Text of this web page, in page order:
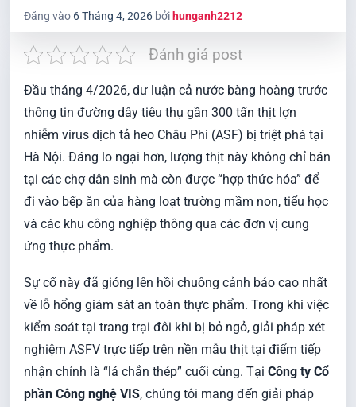
Đăng vào 6 Tháng 4, 2026 bởi hunganh2212
Đánh giá post
Đầu tháng 4/2026, dư luận cả nước bàng hoàng trước
thông tin đường dây tiêu thụ gần 300 tấn thịt lợn
nhiễm virus dịch tả heo Châu Phi (ASF) bị triệt phá tại
Hà Nội. Đáng lo ngại hơn, lượng thịt này không chỉ bán
tại các chợ dân sinh mà còn được “hợp thức hóa” để
đi vào bếp ăn của hàng loạt trường mầm non, tiểu học
và các khu công nghiệp thông qua các đơn vị cung
ứng thực phẩm.
Sự cố này đã gióng lên hồi chuông cảnh báo cao nhất
về lỗ hổng giám sát an toàn thực phẩm. Trong khi việc
kiểm soát tại trang trại đôi khi bị bỏ ngỏ, giải pháp xét
nghiệm ASFV trực tiếp trên nền mẫu thịt tại điểm tiếp
nhận chính là “lá chắn thép” cuối cùng. Tại Công ty Cổ
phần Công nghệ VIS, chúng tôi mang đến giải pháp